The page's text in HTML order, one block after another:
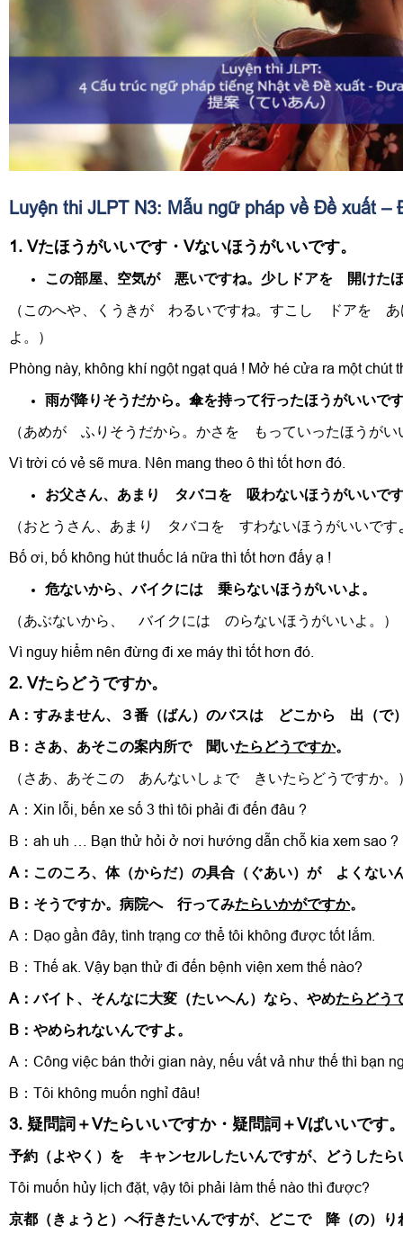
Luyện thi JLPT N3: Mẫu ngữ pháp về Đề xuất –
1. Vたほうがいいです・Vないほうがいいです。
この部屋、空気が 悪いですね。少しドアを 開けた
（このへや、くうきが わるいですね。すこし ドアを あ
よ。）
Phòng này, không khí ngột ngạt quá ! Mở hé cửa ra một chút
雨が降りそうだから。傘を持って行ったほうがいいで
（あめが ふりそうだから。かさを もっていったほうがい
Vì trời có vẻ sẽ mưa. Nên mang theo ô thì tốt hơn đó.
お父さん、あまり タバコを 吸わないほうがいいで
（おとうさん、あまり タバコを すわないほうがいいです
Bố ơi, bố không hút thuốc lá nữa thì tốt hơn đấy ạ !
危ないから、バイクには 乗らないほうがいいよ。
（あぶないから、 バイクには のらないほうがいいよ。）
Vì nguy hiểm nên đừng đi xe máy thì tốt hơn đó.
2. Vたらどうですか。
A：すみません、３番（ばん）のバスは どこから 出（で
B：さあ、あそこの案内所で 聞いたらどうですか。
（さあ、あそこの あんないしょで きいたらどうですか。
A：Xin lỗi, bến xe số 3 thì tôi phải đi đến đâu ?
B：ah uh … Bạn thử hỏi ở nơi hướng dẫn chỗ kia xem sao ?
A：このころ、体（からだ）の具合（ぐあい）が よくない
B：そうですか。病院へ 行ってみたらいかがですか。
A：Dạo gần đây, tình trạng cơ thể tôi không được tốt lắm.
B：Thế ak. Vậy bạn thử đi đến bệnh viện xem thế nào?
A：バイト、そんなに大変（たいへん）なら、やめたらどう
B：やめられないんですよ。
A：Công việc bán thởi gian này, nếu vất vả như thế thì bạn
B：Tôi không muốn nghỉ đâu!
3. 疑問詞＋Vたらいいですか・疑問詞＋Vばいいです
予約（よやく）を キャンセルしたいんですが、どうしたら
Tôi muốn hủy lịch đặt, vậy tôi phải làm thế nào thì được?
京都（きょうと）へ行きたいんですが、どこで 降（の）り